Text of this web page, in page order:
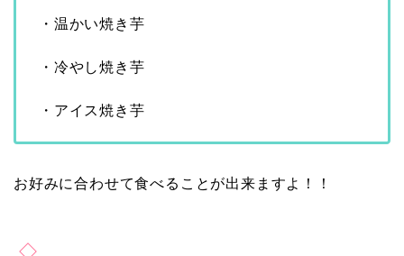
・温かい焼き芋
・冷やし焼き芋
・アイス焼き芋
お好みに合わせて食べることが出来ますよ！！